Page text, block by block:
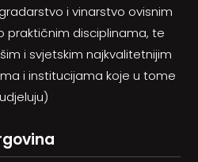
i vinarstvo ovisnim
praktičnim disciplinama, te
i svjetskim najkvalitetnijim
i institucijama koje u tome